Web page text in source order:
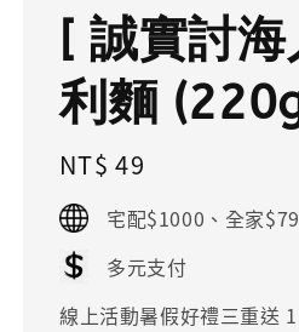
[ 誠實討
利麵
Regular
price
NT$ 49
宅配$1000、全家
多元支付
線上活動暑假好禮三重送